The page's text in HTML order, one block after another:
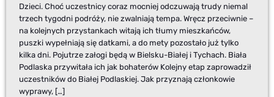
Dzieci. Choć uczestnicy coraz mocniej odczuwają trudy niemal
trzech tygodni podróży, nie zwalniają tempa. Wręcz przeciwnie –
na kolejnych przystankach witają ich tłumy mieszkańców,
puszki wypełniają się datkami, a do mety pozostało już tylko
kilka dni. Pojutrze załogi będą w Bielsku-Białej i Tychach. Biała
Podlaska przywitała ich jak bohaterów Kolejny etap zaprowadził
uczestników do Białej Podlaskiej. Jak przyznają członkowie
wyprawy, […]